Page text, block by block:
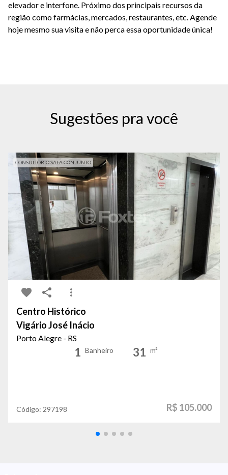
elevador e interfone. Próximo dos principais recursos da
região como farmácias, mercados, restaurantes, etc. Agende
hoje mesmo sua visita e não perca essa oportunidade única!
Sugestões pra você
CONSULTORIO SALA CONJUNTO
Centro Histórico
Vigário José Inácio
Porto Alegre - RS
1 Banheiro 31 m²
Código: 297198 R$ 105.000